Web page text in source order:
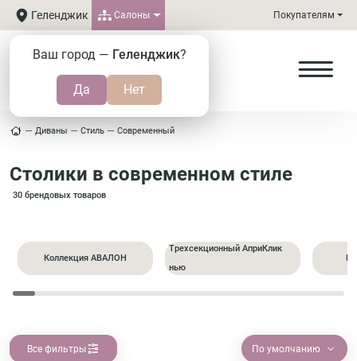
Геленджик
Ваш город — Геленджик?
Салоны Покупателям
Диваны Стиль Современный
Столики в современном стиле
30 брендовых товаров
Коллекция АВАЛОН
Трехсекционный АприКлик
нью
Все фильтры По умолчанию